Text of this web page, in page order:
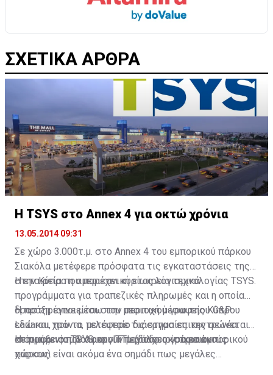
ΣΧΕΤΙΚΑ ΑΡΘΡΑ
Η TSYS στο Annex 4 για οκτώ χρόνια
13.05.2014 09:31
Σε χώρο 3.000τ.μ. στο Annex 4 του εμπορικού πάρκου
Σιακόλα μετέφερε πρόσφατα τις εγκαταστάσεις της
στην Κύπρο η αμερικανική εταιρεία τεχνολογίας TSYS.
H εταιρεία που παρέχει κυρίως λογισμικά
προγράμματα για τραπεζικές πληρωμές και η οποία
δραστηριοποιείται στην περιοχή μέσω της Κύπρου
εδώ και χρόνια, μετέφερε τις εργασίες της σε νέα
κτίρια με συμβόλαιο για περίοδο οκτώ ετών.
Η πράξη έγινε μέσω του μεσιτικού γραφείου G&P
Lazarou, που το τελευταίο διάστημα επικεντρώνεται
σε πράξεις που αφορούν μεγάλους γραφειακούς
χώρους.
Η συμφωνία TSYS και ΙΤΤL (διαχειρίστρια εμπορικού
πάρκου) είναι ακόμα ένα σημάδι πως μεγάλες